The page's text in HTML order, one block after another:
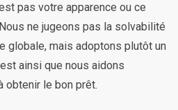
pas votre apparence ou ce
ne jugeons pas la solvabilité
globale, mais adoptons plutôt un
ainsi que nous aidons
obtenir le bon prêt.